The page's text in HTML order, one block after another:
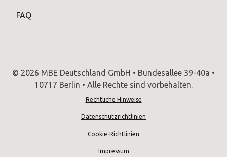
FAQ
© 2026 MBE Deutschland GmbH • Bundesallee 39-40a •
10717 Berlin • Alle Rechte sind vorbehalten.
Rechtliche Hinweise
Datenschutzrichtlinien
Cookie-Richtlinien
Impressum